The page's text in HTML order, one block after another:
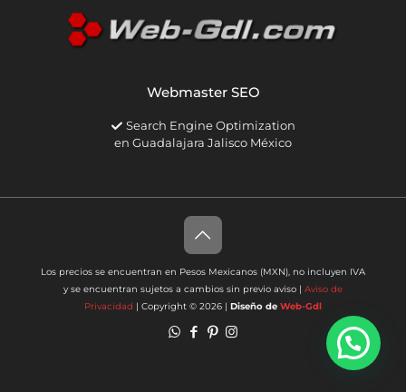
Webmaster SEO
Search Engine Optimization
en Guadalajara Jalisco México
Los precios se encuentran en Pesos Mexicanos (MXN), no incluyen IVA
y se encuentran sujetos a cambios sin previo aviso | Aviso de
Privacidad | Copyright © 2026 | Diseño de Web-Gdl